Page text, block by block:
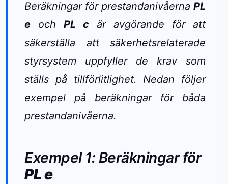
Beräkningar för prestandanivåerna PL
e och PL c är avgörande för att
säkerställa att säkerhetsrelaterade
styrsystem uppfyller de krav som
ställs på tillförlitlighet. Nedan följer
exempel på beräkningar för båda
prestandanivåerna.
Exempel 1: Beräkningar för
PL e